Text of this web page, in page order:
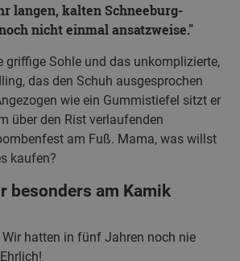
langen, kalten Schneeburg-
nicht einmal ansatzweise.
griffige Sohle und das unkomplizierte,
das den Schuh ausgesprochen
wie ein Gummistiefel sitzt er
über den Rist verlaufenden
am Fuß. Mama, was willst
kaufen?
besonders am Kamik
Wir hatten in fünf Jahren noch nie